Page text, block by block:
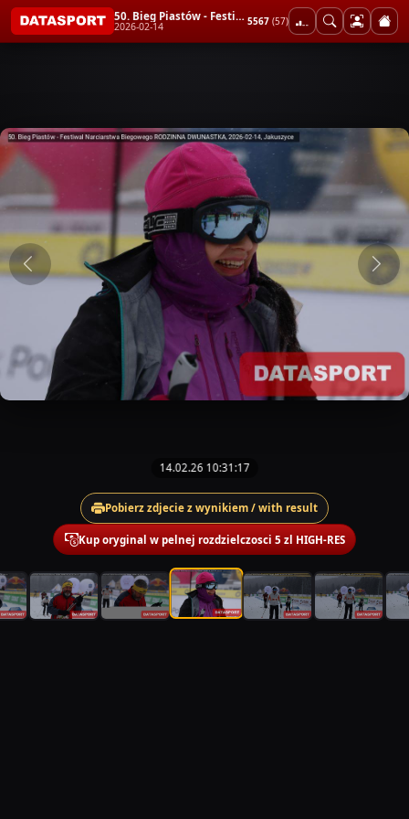
50. Bieg Piastów - Festiwal Narciarstwa Biegowego RODZINNA DWUNASTKA
2026-02-14 5567 (57)
14.02.26 10:31:17
Pobierz zdjecie z wynikiem / with result
Kup oryginal w pelnej rozdzielczosci 5 zl HIGH-RES